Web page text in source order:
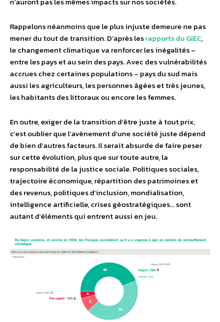
Rappelons néanmoins que le plus injuste demeure ne pas
mener du tout de transition. D’après lesrapports du GIEC,
le changement climatique va renforcer les inégalités –
entre les pays et au sein des pays. Avec des vulnérabilités
accrues chez certaines populations – pays du sud mais
aussi les agriculteurs, les personnes âgées et très jeunes,
les habitants des littoraux ou encore les femmes.
En outre, exiger de la transition d’être juste à tout prix,
c’est oublier que l’avènement d’une société juste dépend
de bien d’autres facteurs. Il serait absurde de faire peser
sur cette évolution, plus que sur toute autre, la
responsabilité de la justice sociale. Politiques sociales,
trajectoire économique, répartition des patrimoines et
des revenus, politiques d’inclusion, mondialisation,
intelligence artificielle, crises géostratégiques… sont
autant d’éléments qui entrent aussi en jeu.